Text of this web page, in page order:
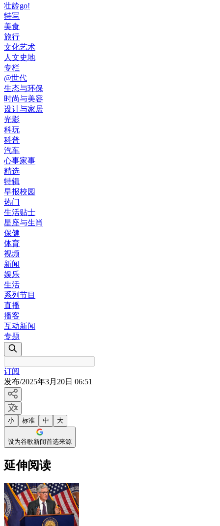
壮龄go!
特写
美食
旅行
文化艺术
人文史地
专栏
@世代
生态与环保
时尚与美容
设计与家居
光影
科玩
科普
汽车
心事家事
精选
特辑
早报校园
热门
生活贴士
星座与生肖
保健
体育
视频
新闻
娱乐
生活
系列节目
直播
播客
互动新闻
专题
订阅
发布/2025年3月20日 06:51
小 标准 中 大
设为谷歌新闻首选来源
延伸阅读